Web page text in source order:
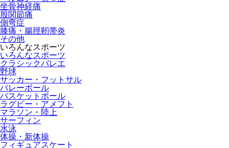
坐骨神経痛
股関節痛
側弯症
膝痛・腸脛靭帯炎
その他
いろんなスポーツ
いろんなスポーツ
クラシックバレエ
野球
サッカー・フットサル
バレーボール
バスケットボール
ラグビー・アメフト
マラソン・陸上
サーフィン
水泳
体操・新体操
フィギュアスケート